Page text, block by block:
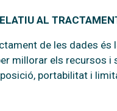
AL
de les dades
millorar els recursos i
portabilitat i